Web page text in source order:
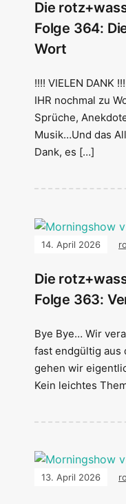
Die
Folge 364:
Wort
!!!! VIELEN DANK
IHR nochmal zu
Sprüche,
Musik…Und das
Dank, es […]
14. April 2026
Die
Folge 363:
Bye Bye… Wir
fast endgültig aus
gehen wir
Kein leichtes
13. April 2026